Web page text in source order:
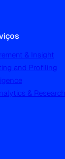
& Insight
and Profiling
& Research